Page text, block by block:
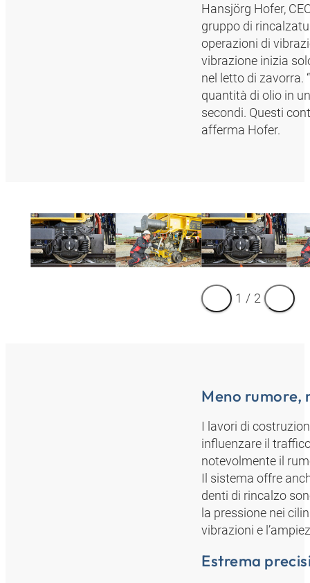
Hansjörg Hofer,
gruppo di
operazioni di
vibrazione inizia
nel letto di zavorra.
quantità di olio in
secondi. Questi
afferma Hofer.
1 / 2
Meno rumore,
I lavori di
influenzare il
notevolmente il
Il sistema offre
denti di rincalzo
la pressione nei
vibrazioni e
Estrema